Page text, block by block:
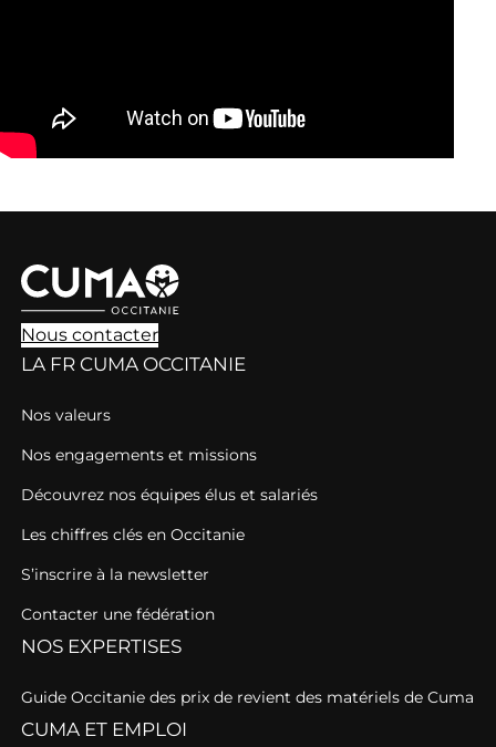
Nous contacter
LA FR CUMA OCCITANIE
Nos valeurs
Nos engagements et missions
Découvrez nos équipes élus et salariés
Les chiffres clés en Occitanie
S’inscrire à la newsletter
Contacter une fédération
NOS EXPERTISES
Guide Occitanie des prix de revient des matériels de Cuma
CUMA ET EMPLOI